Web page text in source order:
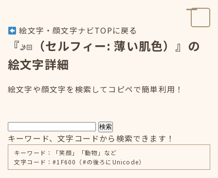
絵文字・顔文字ナビTOPに戻る
『
（セルフィー: 薄い肌色）』の
絵文字詳細
絵文字や顔文字を検索してコピペで簡単利用！
検索
キーワード、文字コードから検索できます！
キーワード：「笑顔」「動物」など
文字コード：#1F600（#の後ろにUnicode）